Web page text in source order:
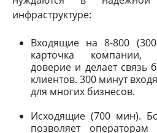
инфраструктуре:
Входящие на 8-800
карточка компании,
доверие и делает связь
клиентов. 300 минут
для многих бизнесов.
Исходящие (700 мин).
позволяет